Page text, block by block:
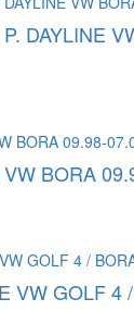
DAYLINE
BORA
VW GOLF 4